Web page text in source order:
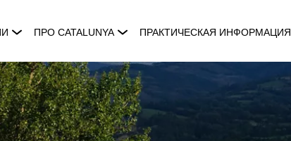
ПРО CATALUNYA ПРАКТИЧЕСКАЯ ИНФОРМАЦИЯ